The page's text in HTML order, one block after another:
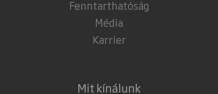
Fenntarthatóság
Média
Karrier
Mit kínálunk